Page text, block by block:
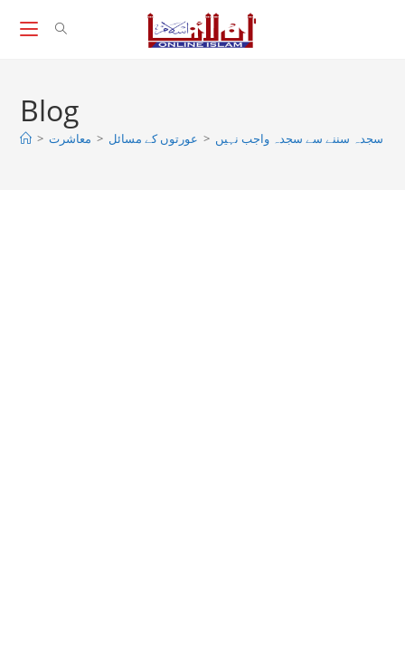
Blog
> معاشرت > عورتوں کے مسائل > آیت سجدہ سننے سے سجدہ واجب نہیں